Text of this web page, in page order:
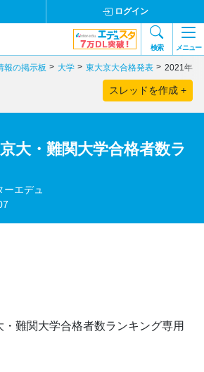
ログイン
検索 メニュー
報の掲示板 大学 東大京大合格発表 2021年
スレッドを作成 +
大・難関大学合格者数ラ
ーエデュ
・難関大学合格者数ランキング専用